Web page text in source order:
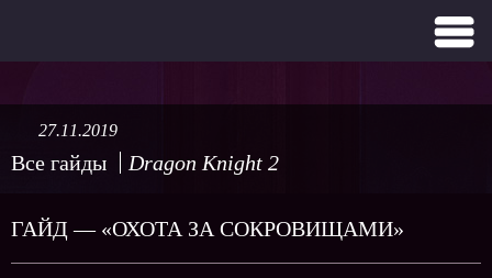
Все гайды Dragon Knight 2
27.11.2019
ГАЙД — «ОХОТА ЗА СОКРОВИЩАМИ»